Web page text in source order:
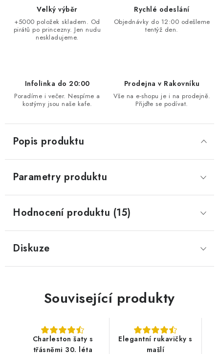
Velký výběr
+5000 položek skladem. Od
pirátů po princezny. Jen nudu
neskladujeme.
Rychlé odeslání
Objednávky do 12:00 odešleme
tentýž den.
Infolinka do 20:00
Poradíme i večer. Nespíme a
kostýmy jsou naše kafe.
Prodejna v Rakovníku
Vše na e-shopu je i na prodejně.
Přijďte se podívat.
Popis produktu
Parametry produktu
Hodnocení produktu (15)
Diskuze
Související produkty
Charleston šaty s
třásněmi 30. léta
Elegantní rukavičky s
mašlí